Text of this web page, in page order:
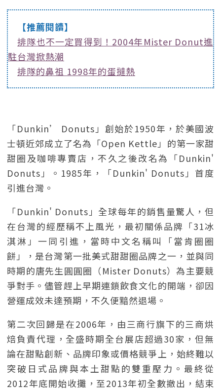
【推薦閱讀】
排隊也不一定買得到！2004年Mister Donut進
駐台灣掀熱潮
排隊的鼻祖 1998年的蛋撻熱
「Dunkin’ Donuts」創始於1950年，於美國波
士頓近郊成立了名為「Open Kettle」的第一家甜
甜圈及咖啡專賣店，不久之後改名為「Dunkin'
Donuts」。1985年，「Dunkin' Donuts」首度
引進台灣。
「Dunkin' Donuts」全球每年的銷售量驚人，但
在台灣的經歷稱不上風光，最初關係品牌「31冰
淇淋」一同引進，當時中文名稱叫「當肯圈圈
餅」，是台灣第一批美式甜甜圈品牌之一，並與同
時期的唐先生圓圓圈（Mister Donuts）為主要競
爭對手。儘管趕上早期連鎖飲食文化的開端，卻因
營運成效未達預期，不久便黯然退場。
第二次回歸是在2006年，由三商行旗下的三商烘
焙負責代理，全盛時期全台展店超過30家，但無
論在甜點創新、品牌印象或價格競爭上，始終難以
突破日式品牌與本土甜點的雙重壓力。最終從
2012年底開始收攤，至2013年初全數撤出，結束